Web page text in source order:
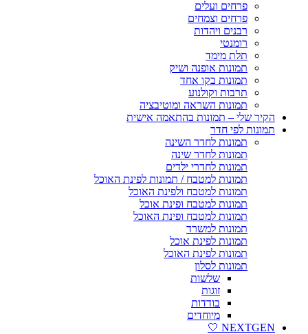
פרחים ועלים
פרחים וצמחים
רבנים ויהדות
רומנטי
תלת מימד
תמונות אופנה ושיק
תמונות בקו אחד
תרבות וקולנוע
תמונות השראה ומוטיבציה
הקיר שלי – תמונות בהתאמה אישית
תמונות לפי חדר
תמונות לחדר השינה
תמונות לחדר שינה
תמונות לחדרי ילדים
תמונות למטבח / תמונות לפינת האוכל
תמונות למטבח ולפינת האוכל
תמונות למטבח ופינת אוכל
תמונות למטבח ופינת האוכל
תמונות למשרד
תמונות לפינת אוכל
תמונות לפינת האוכל
תמונות לסלון
שלשות
זוגות
בודדות
מיוחדים
NEXTGEN 🤍